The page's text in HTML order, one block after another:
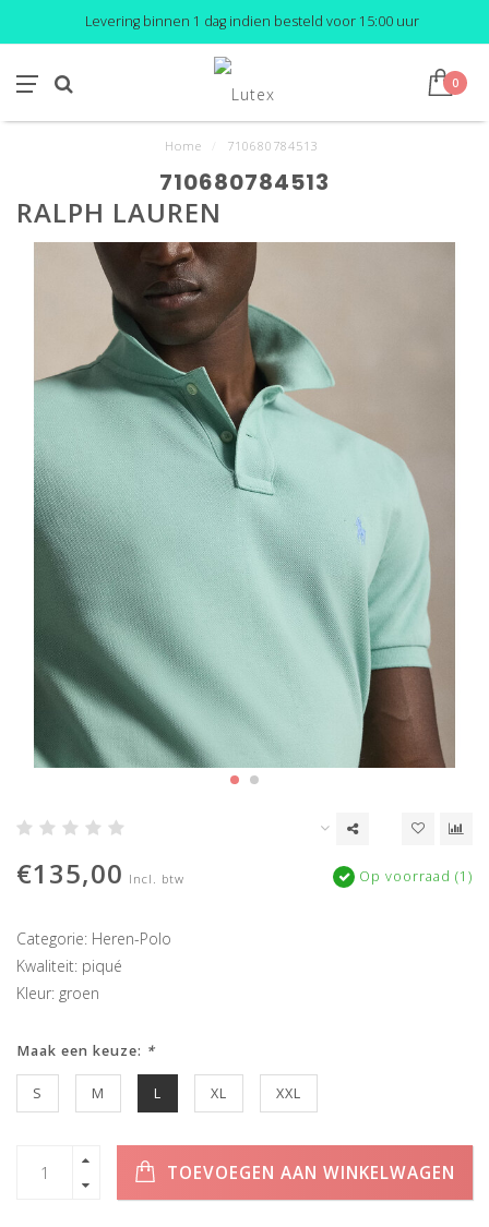
Levering binnen 1 dag indien besteld voor 15:00 uur
0
Home 710680784513
710680784513
RALPH LAUREN
€135,00 Incl. btw Op voorraad (1)
Categorie: Heren-Polo
Kwaliteit: piqué
Kleur: groen
Maak een keuze: *
S M L XL XXL
TOEVOEGEN AAN WINKELWAGEN